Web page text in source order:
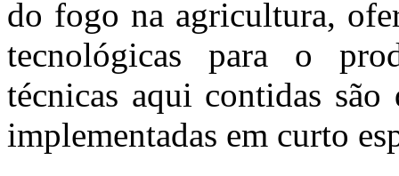
do fogo na agricultura,
tecnológicas para o
técnicas aqui contidas
implementadas em curto